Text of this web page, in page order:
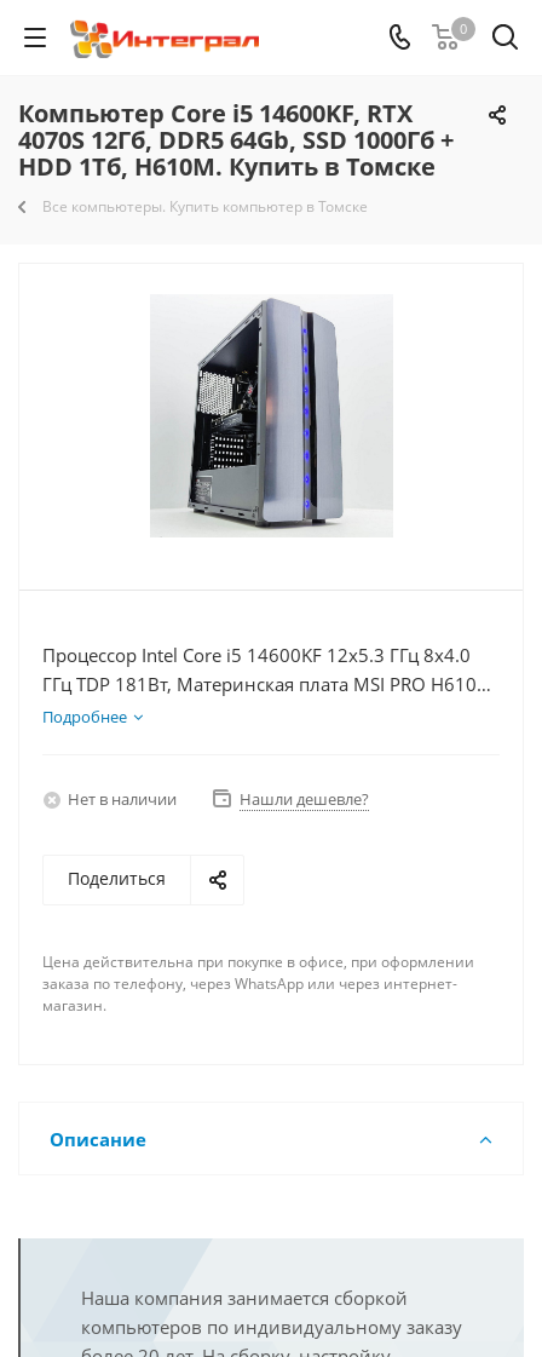
0
Компьютер Core i5 14600KF, RTX
4070S 12Гб, DDR5 64Gb, SSD 1000Гб +
HDD 1Тб, H610M. Купить в Томске
Все компьютеры. Купить компьютер в Томске
Процессор Intel Core i5 14600KF 12x5.3 ГГц 8x4.0
ГГц TDP 181Вт, Материнская плата MSI PRO H610M-
E D5, Видеокарта RTX 4070S 12Гб, Память
Подробнее
Нет в наличии Нашли дешевле?
Поделиться
Цена действительна при покупке в офисе, при оформлении
заказа по телефону, через WhatsApp или через интернет-
магазин.
Описание
Наша компания занимается сборкой
компьютеров по индивидуальному заказу